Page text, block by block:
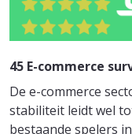
45 E-commerce
De e-commerce
stabiliteit leidt wel
bestaande spelers in